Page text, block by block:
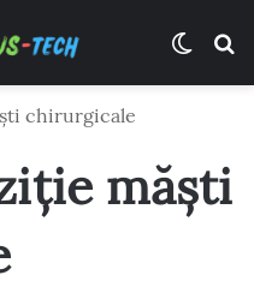
chirurgicale
măști